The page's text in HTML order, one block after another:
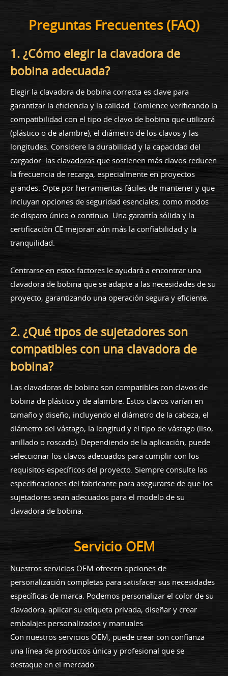
Preguntas Frecuentes (FAQ)
1. ¿Cómo elegir la clavadora de
bobina adecuada?
Elegir la clavadora de bobina correcta es clave para
garantizar la eficiencia y la calidad. Comience verificando la
compatibilidad con el tipo de clavo de bobina que utilizará
(plástico o de alambre), el diámetro de los clavos y las
longitudes. Considere la durabilidad y la capacidad del
cargador: las clavadoras que sostienen más clavos reducen
la frecuencia de recarga, especialmente en proyectos
grandes. Opte por herramientas fáciles de mantener y que
incluyan opciones de seguridad esenciales, como modos
de disparo único o continuo. Una garantía sólida y la
certificación CE mejoran aún más la confiabilidad y la
tranquilidad.
Centrarse en estos factores le ayudará a encontrar una
clavadora de bobina que se adapte a las necesidades de su
proyecto, garantizando una operación segura y eficiente.
2. ¿Qué tipos de sujetadores son
compatibles con una clavadora de
bobina?
Las clavadoras de bobina son compatibles con clavos de
bobina de plástico y de alambre. Estos clavos varían en
tamaño y diseño, incluyendo el diámetro de la cabeza, el
diámetro del vástago, la longitud y el tipo de vástago (liso,
anillado o roscado). Dependiendo de la aplicación, puede
seleccionar los clavos adecuados para cumplir con los
requisitos específicos del proyecto. Siempre consulte las
especificaciones del fabricante para asegurarse de que los
sujetadores sean adecuados para el modelo de su
clavadora de bobina.
Servicio OEM
Nuestros servicios OEM ofrecen opciones de
personalización completas para satisfacer sus necesidades
específicas de marca. Podemos personalizar el color de su
clavadora, aplicar su etiqueta privada, diseñar y crear
embalajes personalizados y manuales.
Con nuestros servicios OEM, puede crear con confianza
una línea de productos única y profesional que se
destaque en el mercado.